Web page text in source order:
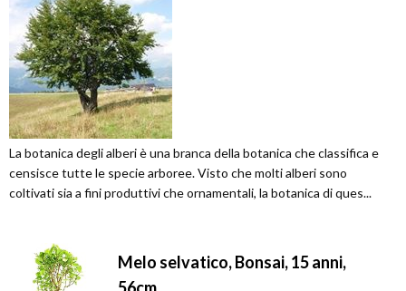
La botanica degli alberi è una branca della botanica che classifica e
censisce tutte le specie arboree. Visto che molti alberi sono
coltivati sia a fini produttivi che ornamentali, la botanica di ques...
Melo selvatico, Bonsai, 15 anni,
56cm